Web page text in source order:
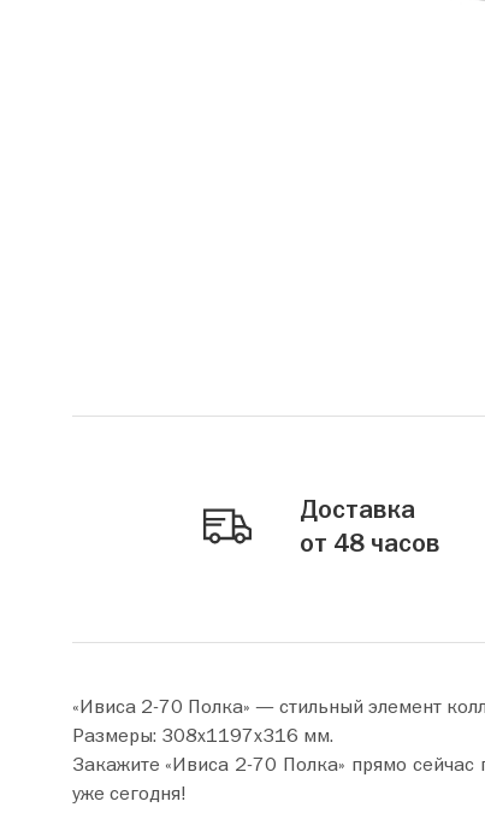
Доставка
от 48 часов
«Ивиса 2-70 Полка» — стильный элемент
Размеры: 308х1197х316 мм.
Закажите «Ивиса 2-70 Полка» прямо сейчас по цене от 3 780 руб. Добавьте товар в корзину и оформите
уже сегодня!